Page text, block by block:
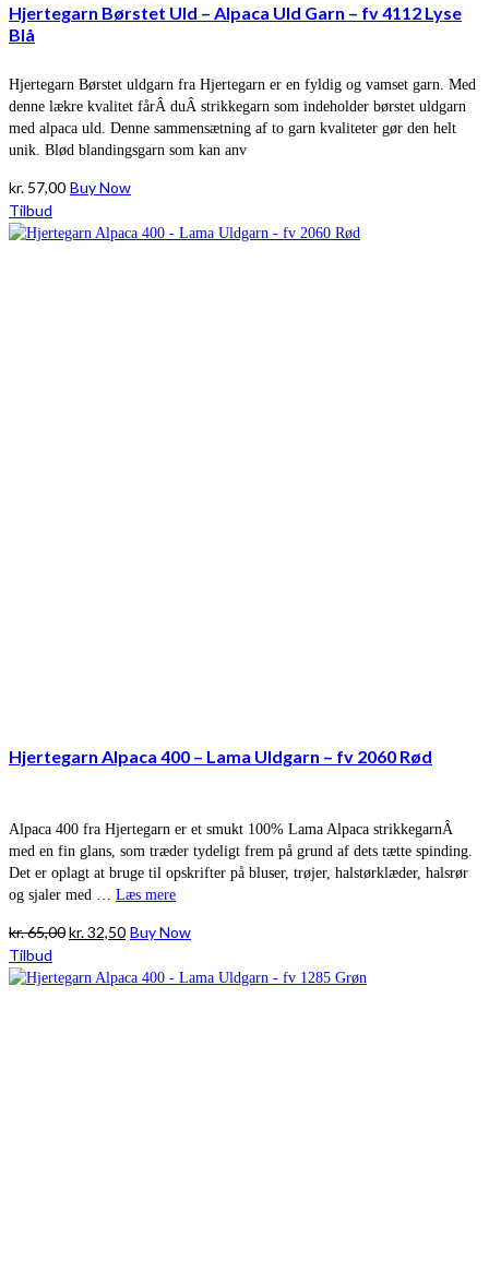
Hjertegarn Børstet Uld – Alpaca Uld Garn – fv 4112 Lyse
Blå
Hjertegarn Børstet uldgarn fra Hjertegarn er en fyldig og vamset garn. Med
denne lækre kvalitet fårÂ duÂ strikkegarn som indeholder børstet uldgarn
med alpaca uld. Denne sammensætning af to garn kvaliteter gør den helt
unik. Blød blandingsgarn som kan anv
kr. 57,00 Buy Now
Tilbud
Hjertegarn Alpaca 400 – Lama Uldgarn – fv 2060 Rød
Alpaca 400 fra Hjertegarn er et smukt 100% Lama Alpaca strikkegarnÂ
med en fin glans, som træder tydeligt frem på grund af dets tætte spinding.
Det er oplagt at bruge til opskrifter på bluser, trøjer, halstørklæder, halsrør
og sjaler med … Læs mere
kr.65,00Den
pris
kr.32,50Den
pris
Buy Now
Tilbud